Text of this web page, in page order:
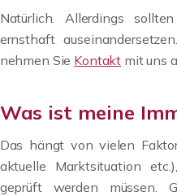
Natürlich. Allerdings
ernsthaft
nehmen Sie Kontakt mit uns
Was ist meine
Das hängt von vielen
aktuelle Marktsituation
geprüft werden müssen.